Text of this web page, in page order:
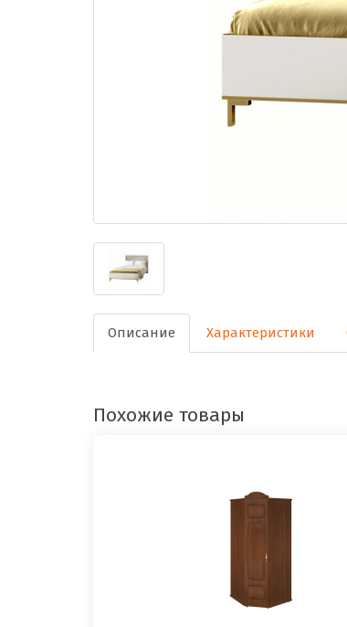
Описание Характеристики
Похожие товары